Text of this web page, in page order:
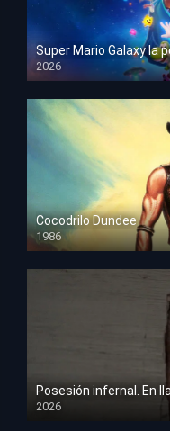
Super Mario Galaxy la
2026
HD 1080p
Cocodrilo Dundee
1986
HD 1080p
Posesión infernal. En
2026
HD 1080p